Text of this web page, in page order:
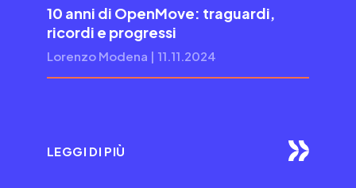
10 anni di OpenMove: traguardi,
ricordi e progressi
Lorenzo Modena | 11.11.2024
LEGGI DI PIÙ